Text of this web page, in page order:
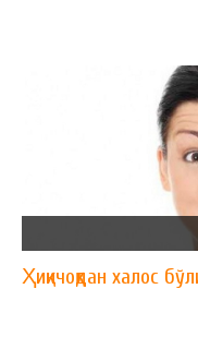
Ҳиқичоқдан халос